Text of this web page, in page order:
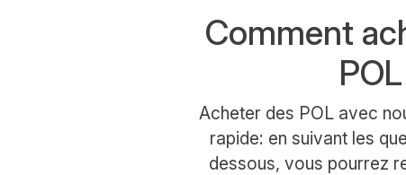
Comment
POL
Acheter des POL avec
rapide: en suivant les
dessous, vous pourrez